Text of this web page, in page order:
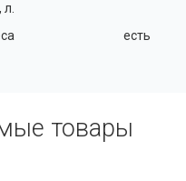
есть
товары